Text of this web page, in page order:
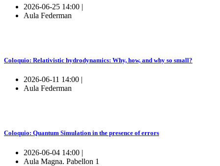
2026-06-25 14:00 |
Aula Federman
Coloquio: Relativistic hydrodynamics: Why, how, and why so small?
2026-06-11 14:00 |
Aula Federman
Coloquio: Quantum Simulation in the presence of errors
2026-06-04 14:00 |
Aula Magna. Pabellon 1